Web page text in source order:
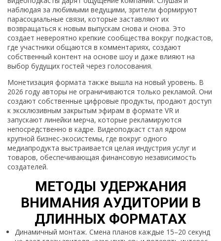
наблюдая за любимыми ведущими, зрители формируют
парасоциальные связи, которые заставляют их
возвращаться к новым выпускам снова и снова. Это
создает невероятно крепкие сообщества вокруг подкастов,
где участники общаются в комментариях, создают
собственный контент на основе шоу и даже влияют на
выбор будущих гостей через голосования.
Монетизация формата также вышла на новый уровень. В
2026 году авторы не ограничиваются только рекламой. Они
создают собственные цифровые продукты, продают доступ
к эксклюзивным закрытым эфирам в формате VR и
запускают линейки мерча, которые рекламируются
непосредственно в кадре. Видеоподкаст стал ядром
крупной бизнес-экосистемы, где вокруг одного
медиапродукта выстраивается целая индустрия услуг и
товаров, обеспечивающая финансовую независимость
создателей.
МЕТОДЫ УДЕРЖАНИЯ
ВНИМАНИЯ АУДИТОРИИ В
ДЛИННЫХ ФОРМАТАХ
Динамичный монтаж. Смена планов каждые 15–20 секунд